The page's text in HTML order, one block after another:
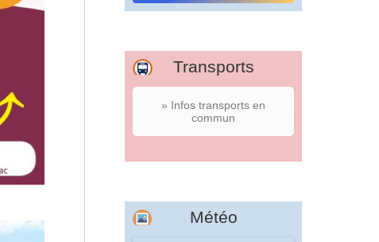
Transports
» Infos transports en
commun
Météo